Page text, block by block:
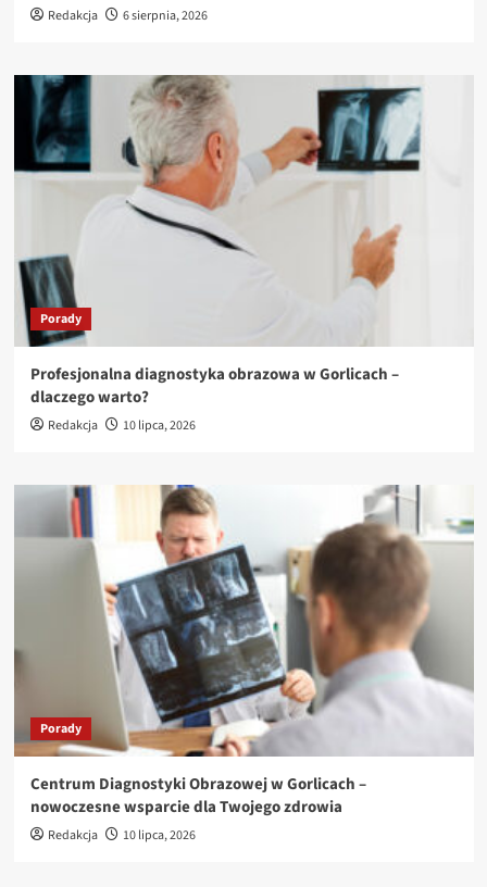
Redakcja 6 sierpnia, 2026
Porady
Profesjonalna diagnostyka obrazowa w Gorlicach –
dlaczego warto?
Redakcja 10 lipca, 2026
Porady
Centrum Diagnostyki Obrazowej w Gorlicach –
nowoczesne wsparcie dla Twojego zdrowia
Redakcja 10 lipca, 2026